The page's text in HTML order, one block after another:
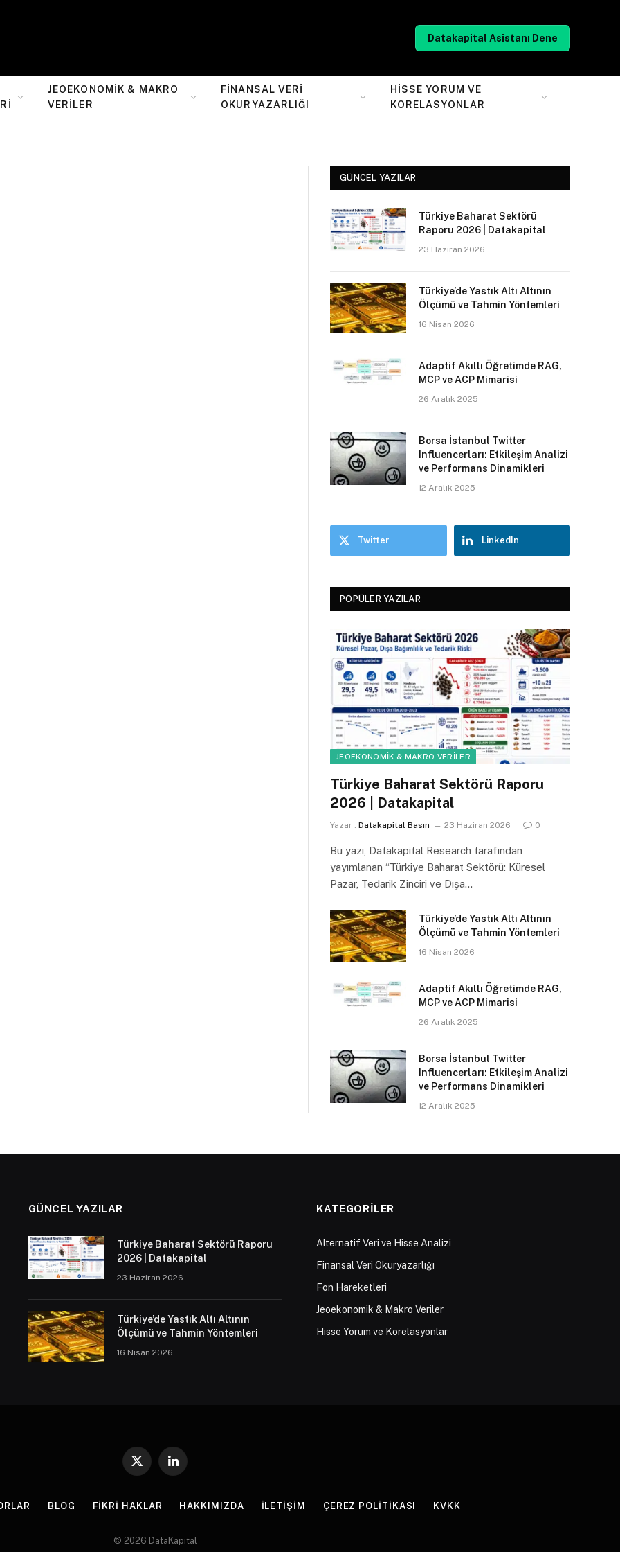
Datakapital Asistanı Dene
JEOEKONOMIK & MAKRO
VERILER
FINANSAL VERI
OKURYAZARLIĞI
HISSE YORUM VE
KORELASYONLAR
GÜNCEL YAZILAR
Türkiye Baharat Sektörü
Raporu 2026 | Datakapital
23 Haziran 2026
Türkiye’de Yastık Altı Altının
Ölçümü ve Tahmin Yöntemleri
16 Nisan 2026
Adaptif Akıllı Öğretimde RAG,
MCP ve ACP Mimarisi
26 Aralık 2025
Borsa İstanbul Twitter
Influencerları: Etkileşim Analizi
ve Performans Dinamikleri
12 Aralık 2025
Twitter LinkedIn
POPÜLER YAZILAR
JEOEKONOMIK & MAKRO VERILER
Türkiye Baharat Sektörü Raporu
2026 | Datakapital
Yazar : Datakapital Basın 23 Haziran 2026 0
Bu yazı, Datakapital Research tarafından
yayımlanan “Türkiye Baharat Sektörü: Küresel
Pazar, Tedarik Zinciri ve Dışa…
Türkiye’de Yastık Altı Altının
Ölçümü ve Tahmin Yöntemleri
16 Nisan 2026
Adaptif Akıllı Öğretimde RAG,
MCP ve ACP Mimarisi
26 Aralık 2025
Borsa İstanbul Twitter
Influencerları: Etkileşim Analizi
ve Performans Dinamikleri
12 Aralık 2025
GÜNCEL YAZILAR
Türkiye Baharat Sektörü Raporu
2026 | Datakapital
23 Haziran 2026
Türkiye’de Yastık Altı Altının
Ölçümü ve Tahmin Yöntemleri
16 Nisan 2026
KATEGORILER
Alternatif Veri ve Hisse Analizi
Finansal Veri Okuryazarlığı
Fon Hareketleri
Jeoekonomik & Makro Veriler
Hisse Yorum ve Korelasyonlar
X
LinkedIn
BLOG FIKRI HAKLAR HAKKIMIZDA İLETIŞIM ÇEREZ POLITIKASI KVKK
© 2026 DataKapital